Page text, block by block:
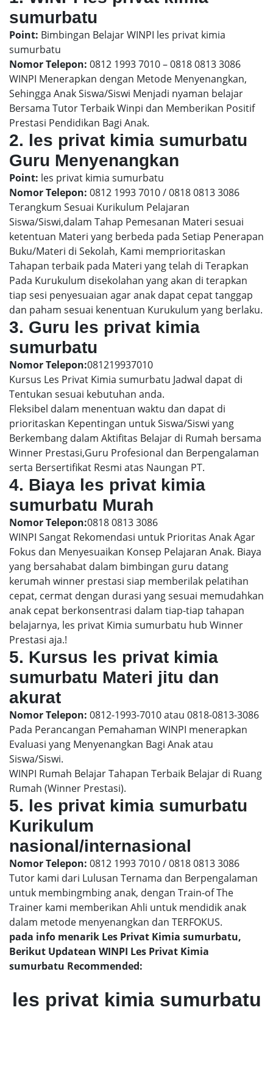
sumurbatu
Point: Bimbingan Belajar WINPI les privat kimia
sumurbatu
Nomor Telepon: 0812 1993 7010 – 0818 0813 3086
WINPI Menerapkan dengan Metode Menyenangkan,
Sehingga Anak Siswa/Siswi Menjadi nyaman belajar
Bersama Tutor Terbaik Winpi dan Memberikan Positif
Prestasi Pendidikan Bagi Anak.
2. les privat kimia sumurbatu
Guru Menyenangkan
Point: les privat kimia sumurbatu
Nomor Telepon: 0812 1993 7010 / 0818 0813 3086
Terangkum Sesuai Kurikulum Pelajaran
Siswa/Siswi,dalam Tahap Pemesanan Materi sesuai
ketentuan Materi yang berbeda pada Setiap Penerapan
Buku/Materi di Sekolah, Kami memprioritaskan
Tahapan terbaik pada Materi yang telah di Terapkan
Pada Kurukulum disekolahan yang akan di terapkan
tiap sesi penyesuaian agar anak dapat cepat tanggap
dan paham sesuai kenentuan Kurukulum yang berlaku.
3. Guru les privat kimia
sumurbatu
Nomor Telepon:081219937010
Kursus Les Privat Kimia sumurbatu Jadwal dapat di
Tentukan sesuai kebutuhan anda.
Fleksibel dalam menentuan waktu dan dapat di
prioritaskan Kepentingan untuk Siswa/Siswi yang
Berkembang dalam Aktifitas Belajar di Rumah bersama
Winner Prestasi,Guru Profesional dan Berpengalaman
serta Bersertifikat Resmi atas Naungan PT.
4. Biaya les privat kimia
sumurbatu Murah
Nomor Telepon:0818 0813 3086
WINPI Sangat Rekomendasi untuk Prioritas Anak Agar
Fokus dan Menyesuaikan Konsep Pelajaran Anak. Biaya
yang bersahabat dalam bimbingan guru datang
kerumah winner prestasi siap memberilak pelatihan
cepat, cermat dengan durasi yang sesuai memudahkan
anak cepat berkonsentrasi dalam tiap-tiap tahapan
belajarnya, les privat Kimia sumurbatu hub Winner
Prestasi aja.!
5. Kursus les privat kimia
sumurbatu Materi jitu dan
akurat
Nomor Telepon: 0812-1993-7010 atau 0818-0813-3086
Pada Perancangan Pemahaman WINPI menerapkan
Evaluasi yang Menyenangkan Bagi Anak atau
Siswa/Siswi.
WINPI Rumah Belajar Tahapan Terbaik Belajar di Ruang
Rumah (Winner Prestasi).
5. les privat kimia sumurbatu
Kurikulum
nasional/internasional
Nomor Telepon: 0812 1993 7010 / 0818 0813 3086
Tutor kami dari Lulusan Ternama dan Berpengalaman
untuk membingmbing anak, dengan Train-of The
Trainer kami memberikan Ahli untuk mendidik anak
dalam metode menyenangkan dan TERFOKUS.
pada info menarik Les Privat Kimia sumurbatu,
Berikut Updatean WINPI Les Privat Kimia
sumurbatu Recommended:
les privat kimia sumurbatu